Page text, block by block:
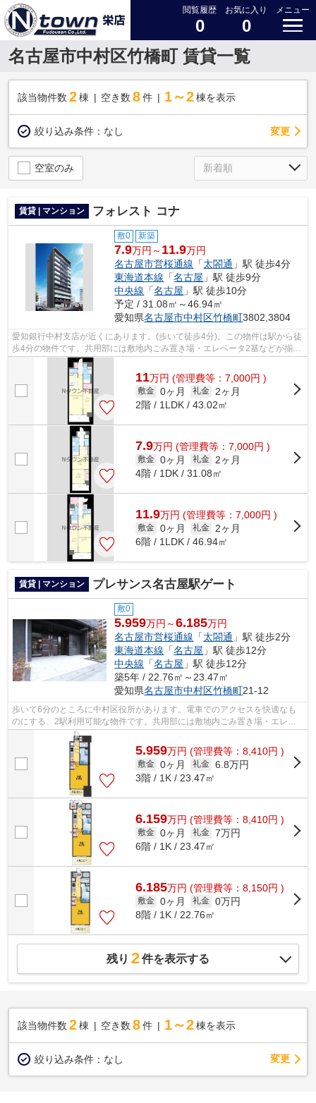
閲覧履歴
0
お気に入り
0
メニュー
名古屋市中村区竹橋町 賃貸一覧
該当物件数 2棟 空き数 8 件 1～2 棟を表示
絞り込み条件： なし 変更
空室のみ
賃貸 | マンション フォレスト コナ
敷0 新築
7.9万円～ 11.9万円
名古屋市営桜通線 「太閤通 」駅 徒歩4分
東海道本線 「名古屋 」駅 徒歩9分
中央線 「名古屋 」駅 徒歩10分
予定 / 31.08㎡～46.94㎡
愛知県名古屋市中村区竹橋町3802,3804
愛知銀行中村支店が近くにあります。(歩いて徒歩4分)。この物件は駅から徒
歩4分の物件です。共用部には敷地内ごみ置き場・エレベータ2基などが揃っ
ております。完成が楽しみな、現在ま...
11万円 (管理費等：7,000円 )
敷金 0ヶ月 礼金
2ヶ月
2階 / 1LDK / 43.02㎡
7.9万円 (管理費等：7,000円 )
敷金 0ヶ月 礼金
2ヶ月
4階 / 1DK / 31.08㎡
11.9万円 (管理費等：7,000円 )
敷金 0ヶ月 礼金
2ヶ月
6階 / 1LDK / 46.94㎡
賃貸 | マンション プレサンス名古屋駅ゲート
敷0
5.959万円～6.185万円
名古屋市営桜通線 「太閤通 」駅 徒歩2分
東海道本線 「名古屋 」駅 徒歩12分
中央線 「名古屋 」駅 徒歩12分
築5年 / 22.76㎡～23.47㎡
愛知県名古屋市中村区竹橋町21-12
歩いて6分のところに中村区役所があります。電車でのアクセスを快適なも
のにする、2駅利用可能な物件です。共用部には敷地内ごみ置き場・エレベ
ータ2基などが備わっておりとても充実し...
5.959万円 (管理費等：8,410円 )
敷金 0ヶ月 礼金 6.8万円
3階 / 1K / 23.47㎡
6.159万円 (管理費等：8,410円 )
敷金 0ヶ月 礼金 7万円
6階 / 1K / 23.47㎡
6.185万円 (管理費等：8,150円 )
敷金 0ヶ月 礼金 0万円
8階 / 1K / 22.76㎡
残り 2件を表示する
該当物件数 2棟 空き数 8 件 1～2 棟を表示
絞り込み条件： なし 変更